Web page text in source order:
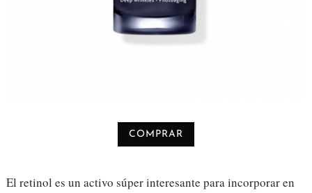
COMPRAR
El retinol es un activo súper interesante para incorporar en